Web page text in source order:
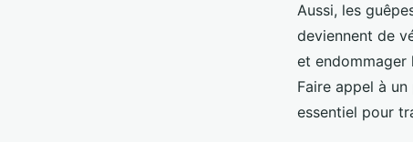
Aussi, les
deviennent de
et endommager
Faire appel à
essentiel pour